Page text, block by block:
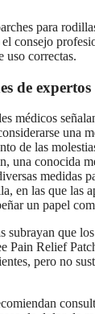
para
el consejo
uso correctas.
de expertos
médicos
una
de las
una conocida
medidas
en las que las
un papel
subrayan que
Pain Relief
pero no